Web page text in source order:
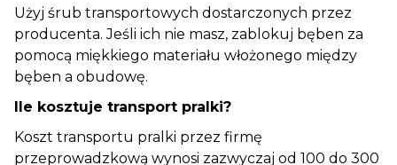
Użyj śrub transportowych dostarczonych przez
producenta. Jeśli ich nie masz, zablokuj bęben za
pomocą miękkiego materiału włożonego między
bęben a obudowę.
Ile kosztuje transport pralki?
Koszt transportu pralki przez firmę
przeprowadzkową wynosi zazwyczaj od 100 do 300